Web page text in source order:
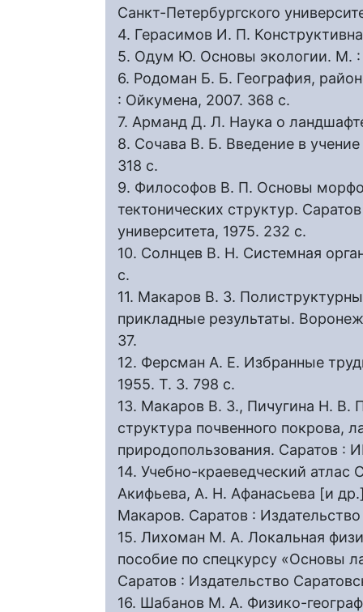
Санкт-Петербургского
4. Герасимов И. П.
5. Одум Ю. Основы экологии. М. :
6. Родоман Б. Б. География,
: Ойкумена, 2007. 368 с.
7. Арманд Д. Л. Наука о
8. Сочава В. Б. Введение в
318 с.
9. Философов В. П. Основы
тектонических структур.
университета, 1975. 232 с.
10. Солнцев В. Н. Системная
с.
11. Макаров В. З.
прикладные результаты.
37.
12. Ферсман А. Е. Избранные
1955. Т. 3. 798 с.
13. Макаров В. З., Пичугина Н. В.
структура почвенного покрова,
природопользования. Саратов :
14. Учебно-краеведческий
Акифьева, А. Н. Афанасьева [и
Макаров. Саратов :
15. Лихоман М. А. Локальная
пособие по спецкурсу «Основы
Саратов : Издательство
16. Шабанов М. А. Физико-